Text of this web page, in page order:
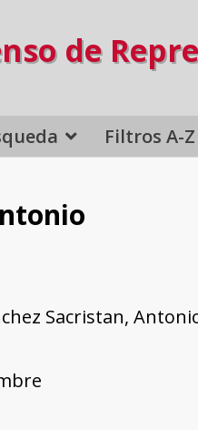
de
Filtros A-Z
Sacristan,